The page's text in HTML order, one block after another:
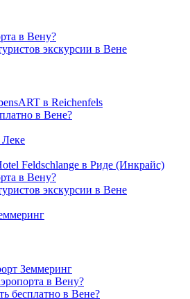
в Вену?
экскурсии в Вене
в Reichenfels
в Вене?
Леке
Feldschlange в Риде (Инкрайс)
в Вену?
экскурсии в Вене
Земмеринг
в Вену?
бесплатно в Вене?